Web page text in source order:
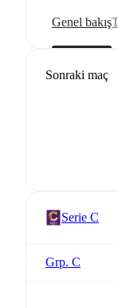
Genel bakış
Sonraki maç
Serie C
Grp. C